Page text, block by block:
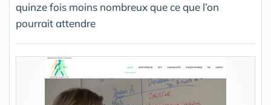
quinze fois moins nombreux que ce que l’on
pourrait attendre